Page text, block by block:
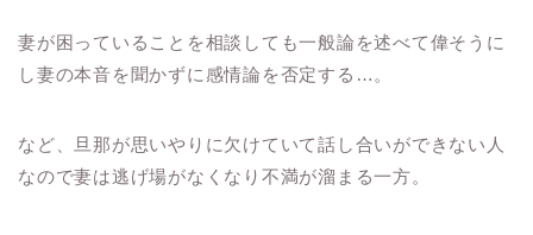
妻が困っていることを相談しても一般論を述べて偉そうに
し妻の本音を聞かずに感情論を否定する … 。
など、旦那が思いやりに欠けていて話し合いができない人
なので妻は逃げ場がなくなり不満が溜まる一方。